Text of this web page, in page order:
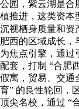
公园，紫云湖是合
植推进，这类资本
沉视栖身质量和资
肥西的区域成长，
为焦点引擎，通过
配套，打制 “合肥
假寓，贸易、交通
育” 的良性轮回，
顶尖名校，通过 “